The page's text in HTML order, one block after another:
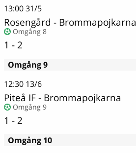
13:0031/5
Rosengård - Brommapojkarna
Omgång 8
1 - 2
Omgång 9
12:30 13/6
Piteå IF- Brommapojkarna
Omgång 9
1 - 2
Omgång 10